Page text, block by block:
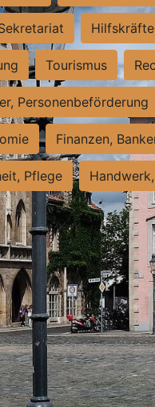
Tourismus
Personenbeförderung
Finanzen,
Pflege